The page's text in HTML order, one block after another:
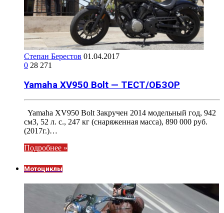
Степан Берестов 01.04.2017
0 28 271
Yamaha XV950 Bolt — ТЕСТ/ОБЗОР
Yamaha XV950 Bolt Закручен 2014 модельный год, 942
см3, 52 л. с., 247 кг (снаряженная масса), 890 000 руб.
(2017г.)…
Подробнее »
Мотоциклы